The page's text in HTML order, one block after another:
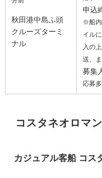
秋田港中島ふ頭
クルーズターミ
ナル
申込
※船内
イル
入の
送、
募集
応募
コスタネオロマ
カジュアル客船 コス